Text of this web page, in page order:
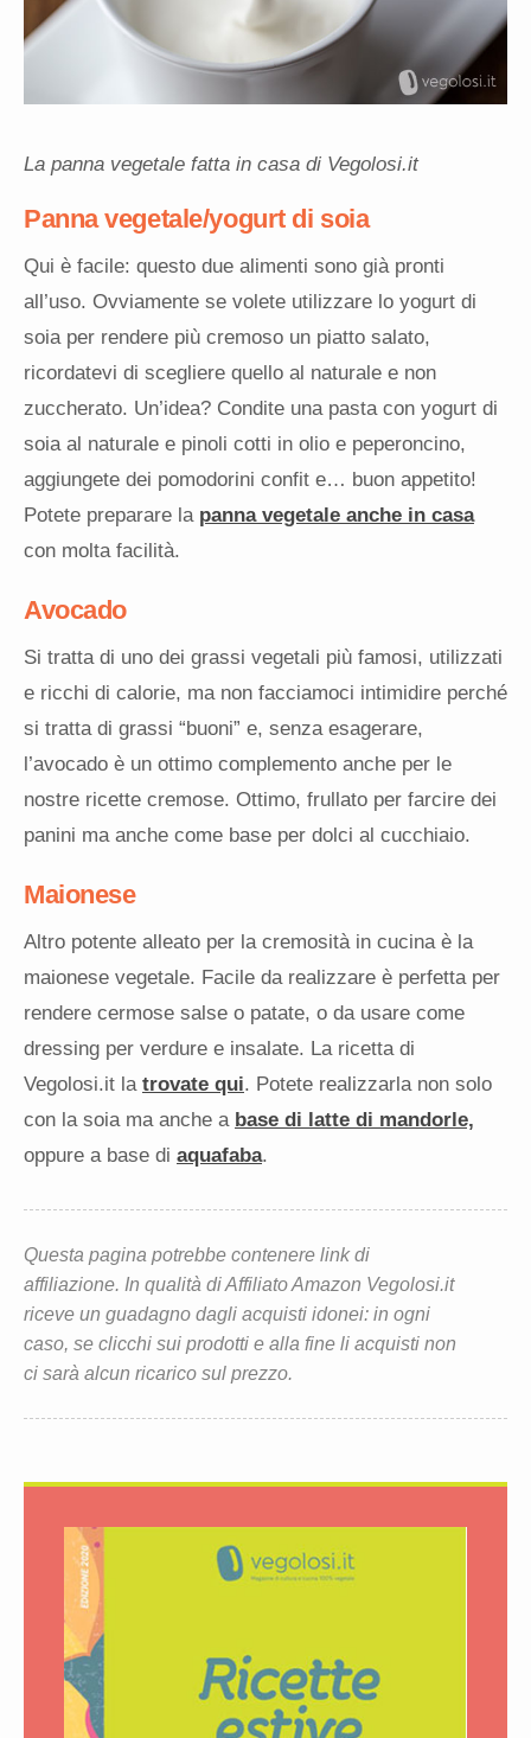
La panna vegetale fatta in casa di Vegolosi.it
Panna vegetale/yogurt di soia
Qui è facile: questo due alimenti sono già pronti
all’uso. Ovviamente se volete utilizzare lo yogurt di
soia per rendere più cremoso un piatto salato,
ricordatevi di scegliere quello al naturale e non
zuccherato. Un’idea? Condite una pasta con yogurt di
soia al naturale e pinoli cotti in olio e peperoncino,
aggiungete dei pomodorini confit e… buon appetito!
Potete preparare la panna vegetale anche in casa
con molta facilità.
Avocado
Si tratta di uno dei grassi vegetali più famosi, utilizzati
e ricchi di calorie, ma non facciamoci intimidire perché
si tratta di grassi “buoni” e, senza esagerare,
l’avocado è un ottimo complemento anche per le
nostre ricette cremose. Ottimo, frullato per farcire dei
panini ma anche come base per dolci al cucchiaio.
Maionese
Altro potente alleato per la cremosità in cucina è la
maionese vegetale. Facile da realizzare è perfetta per
rendere cermose salse o patate, o da usare come
dressing per verdure e insalate. La ricetta di
Vegolosi.it la trovate qui. Potete realizzarla non solo
con la soia ma anche a base di latte di mandorle,
oppure a base di aquafaba.
Questa pagina potrebbe contenere link di
affiliazione. In qualità di Affiliato Amazon Vegolosi.it
riceve un guadagno dagli acquisti idonei: in ogni
caso, se clicchi sui prodotti e alla fine li acquisti non
ci sarà alcun ricarico sul prezzo.